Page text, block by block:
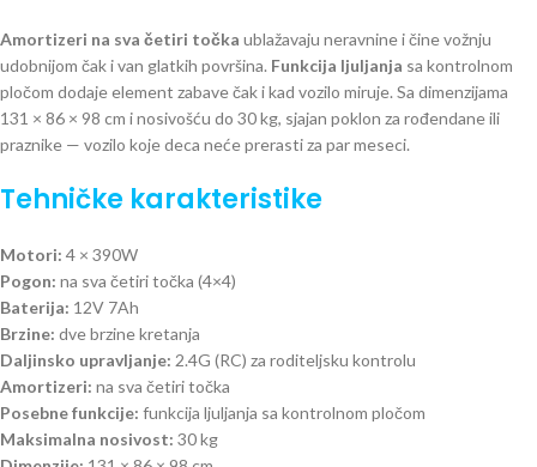
Amortizeri na sva četiri točka ublažavaju neravnine i čine vožnju
udobnijom čak i van glatkih površina. Funkcija ljuljanja sa kontrolnom
pločom dodaje element zabave čak i kad vozilo miruje. Sa dimenzijama
131 × 86 × 98 cm i nosivošću do 30 kg, sjajan poklon za rođendane ili
praznike — vozilo koje deca neće prerasti za par meseci.
Tehničke karakteristike
Motori: 4 × 390W
Pogon: na sva četiri točka (4×4)
Baterija: 12V 7Ah
Brzine: dve brzine kretanja
Daljinsko upravljanje: 2.4G (RC) za roditeljsku kontrolu
Amortizeri: na sva četiri točka
Posebne funkcije: funkcija ljuljanja sa kontrolnom pločom
Maksimalna nosivost: 30 kg